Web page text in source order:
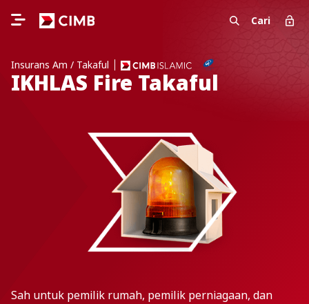
Cari
Insurans Am / Takaful
IKHLAS Fire Takaful
Sah untuk pemilik rumah, pemilik perniagaan, dan